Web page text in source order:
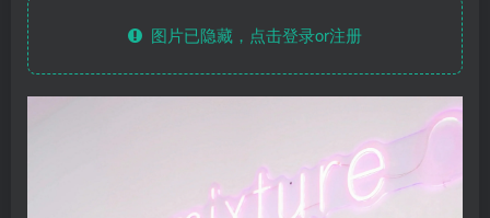
图片已隐藏，点击登录or注册